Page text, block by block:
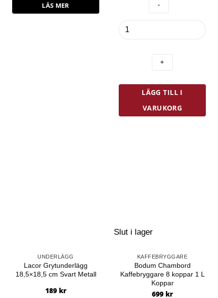
LÄS MER
iGenietti
Lökhållare
LÄGG TILL I
VARUKORG
UNDERLÄGG
Lacor Grytunderlägg
18,5×18,5 cm Svart Metall
189 kr
Slut i lager
KAFFEBRYGGARE
Bodum Chambord
Kaffebryggare 8 koppar 1 L
Koppar
699 kr